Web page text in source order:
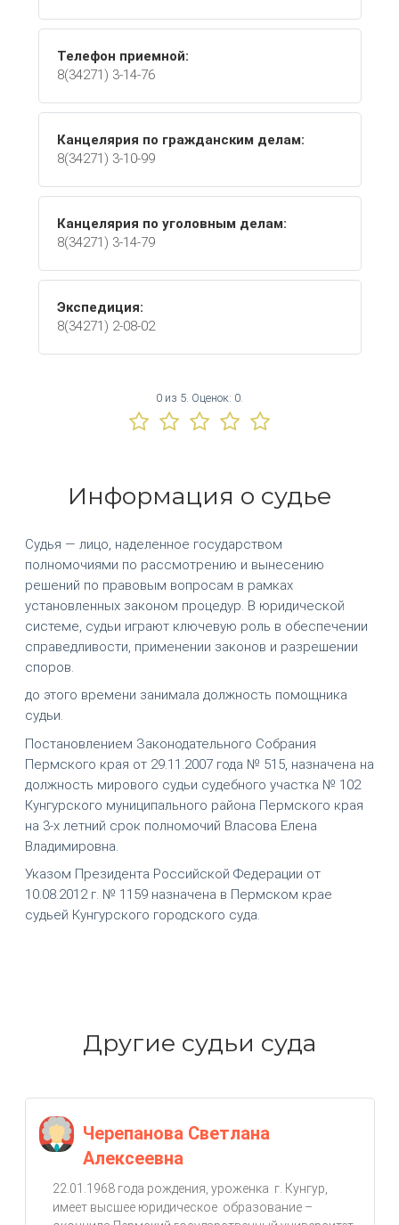
Телефон приемной:
8(34271) 3-14-76
Канцелярия по гражданским делам:
8(34271) 3-10-99
Канцелярия по уголовным делам:
8(34271) 3-14-79
Экспедиция:
8(34271) 2-08-02
0 из 5. Оценок: 0
Информация о судье
Судья — лицо, наделенное государством
полномочиями по рассмотрению и вынесению
решений по правовым вопросам в рамках
установленных законом процедур. В юридической
системе, судьи играют ключевую роль в обеспечении
справедливости, применении законов и разрешении
споров.
до этого времени занимала должность помощника
судьи.
Постановлением Законодательного Собрания
Пермского края от 29.11.2007 года № 515, назначена на
должность мирового судьи судебного участка № 102
Кунгурского муниципального района Пермского края
на 3-х летний срок полномочий Власова Елена
Владимировна.
Указом Президента Российской Федерации от
10.08.2012 г. № 1159 назначена в Пермском крае
судьей Кунгурского городского суда.
Другие судьи суда
Черепанова Светлана
Алексеевна
22.01.1968 года рождения, уроженка г. Кунгур,
имеет высшее юридическое образование –